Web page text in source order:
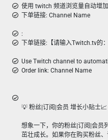
使用 twitch 频道浏览量自动增加
下单链接: Channel Name
:
下单链接:【请输入Twitch.tv的
Use Twitch channel to
Order link: Channel Name
💡 粉丝|订阅|会员 增长小贴士📈
想象一下，你的粉丝|订阅|会员
茁壮成长。如果你在购买粉丝